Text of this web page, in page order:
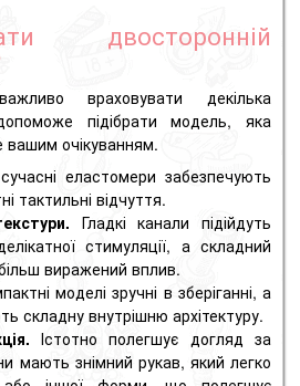
двосторонній
враховувати декілька
підібрати модель, яка
вашим очікуванням.
еластомери забезпечують
тактильні відчуття.
Гладкі канали підійдуть
стимуляції, а складний
виражений вплив.
моделі зручні в зберіганні, а
складну внутрішню архітектуру.
Істотно полегшує догляд за
мають знімний рукав, який легко